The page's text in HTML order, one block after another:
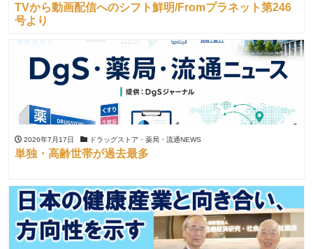
TVから動画配信へのシフト鮮明/Fromプラネット第246
号より
2026年7月17日 ドラッグストア・薬局・流通NEWS
単独・高齢世帯が過去最多